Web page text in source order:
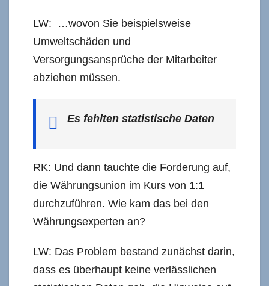
LW: …wovon Sie beispielsweise
Umweltschäden und
Versorgungsansprüche der Mitarbeiter
abziehen müssen.
Es fehlten statistische Daten
RK: Und dann tauchte die Forderung auf,
die Währungsunion im Kurs von 1:1
durchzuführen. Wie kam das bei den
Währungsexperten an?
LW: Das Problem bestand zunächst darin,
dass es überhaupt keine verlässlichen